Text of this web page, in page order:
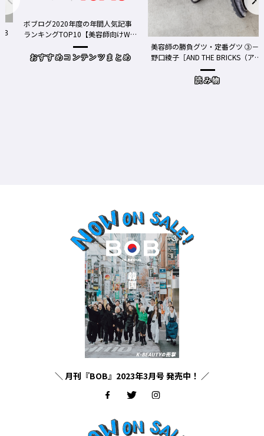
ボブログ2020年度の年間人気記事
ランキングTOP10【美容師向けWe
おすすめコンテンツまとめ
美容師の勝負グツ・定番グツ ③－
野口綾子［AND THE BRICKS（アン
ドザブリックス）／神奈川県鎌倉
読み物
＼ 月刊『BOB』2023年3月号 発売中！ ／